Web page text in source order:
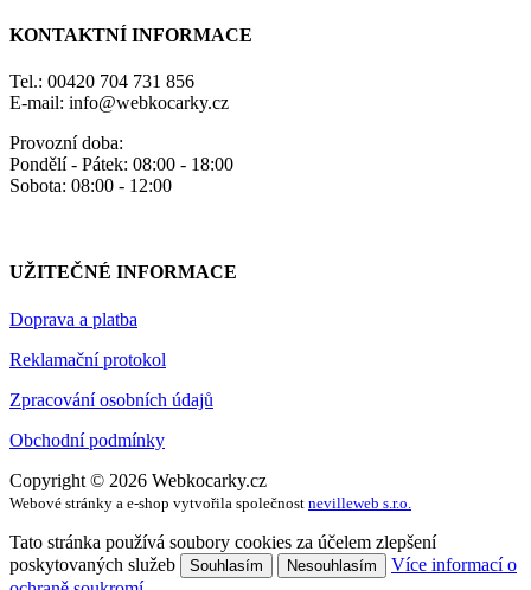
KONTAKTNÍ INFORMACE
Tel.: 00420 704 731 856
E-mail: info@webkocarky.cz
Provozní doba:
Pondělí - Pátek: 08:00 - 18:00
Sobota: 08:00 - 12:00
UŽITEČNÉ INFORMACE
Doprava a platba
Reklamační protokol
Zpracování osobních údajů
Obchodní podmínky
Copyright © 2026 Webkocarky.cz
Webové stránky a e-shop vytvořila společnost nevilleweb s.r.o.
Tato stránka používá soubory cookies za účelem zlepšení
poskytovaných služeb
Souhlasím Nesouhlasím
Více informací o